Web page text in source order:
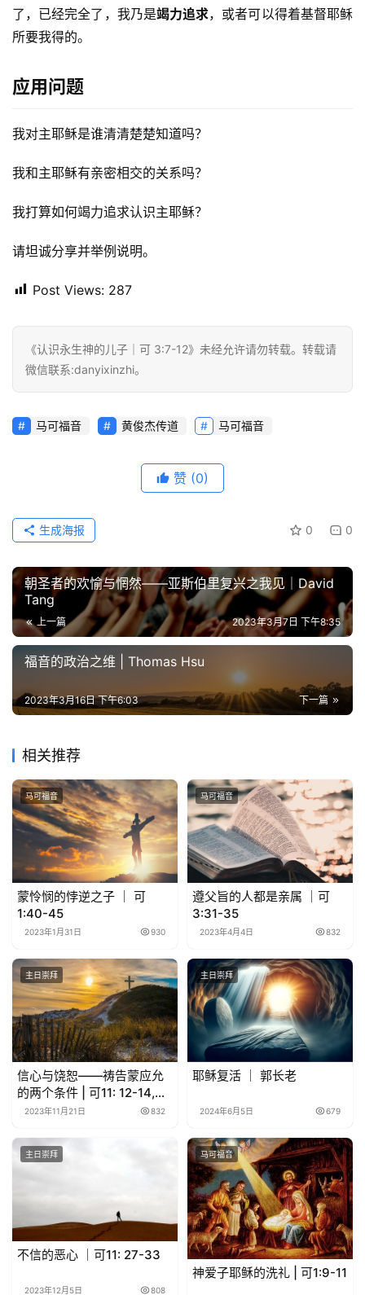
了，已经完全了，我乃是竭力追求，或者可以得着基督耶稣
所要我得的。
应用问题
我对主耶稣是谁清清楚楚知道吗？
我和主耶稣有亲密相交的关系吗？
我打算如何竭力追求认识主耶稣？
请坦诚分享并举例说明。
Post Views: 287
《认识永生神的儿子｜可 3:7-12》未经允许请勿转载。转载请
微信联系:danyixinzhi。
马可福音 黄俊杰传道 马可福音
赞 (0)
0 0
生成海报
朝圣者的欢愉与惘然——亚斯伯里复兴之我见｜David
Tang
上一篇 2023年3月7日 下午8:35
福音的政治之维 | Thomas Hsu
下一篇
2023年3月16日 下午6:03
相关推荐
马可福音
蒙怜悯的悖逆之子 ｜ 可
1:40-45
2023年1月31日 930
马可福音
遵父旨的人都是亲属 ｜可
3:31-35
2023年4月4日 832
主日崇拜
信心与饶恕——祷告蒙应允
的两个条件 | 可11: 12-14,
20-26
2023年11月21日 832
主日崇拜
耶稣复活 ｜ 郭长老
2024年6月5日 679
主日崇拜
不信的恶心 ｜可11: 27-33
2023年12月5日 808
马可福音
神爱子耶稣的洗礼 | 可1:9-11